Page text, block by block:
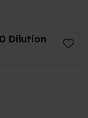
Dilution